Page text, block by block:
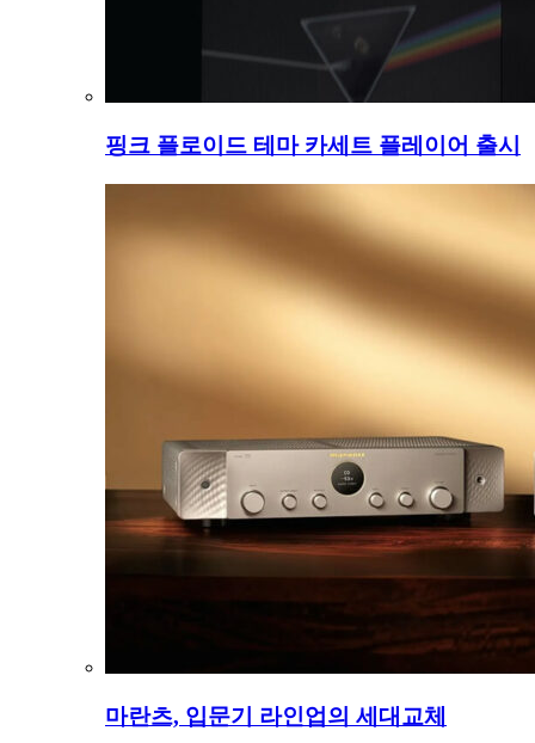
핑크 플로이드 테마 카세트 플레이어 출시
마란츠, 입문기 라인업의 세대교체